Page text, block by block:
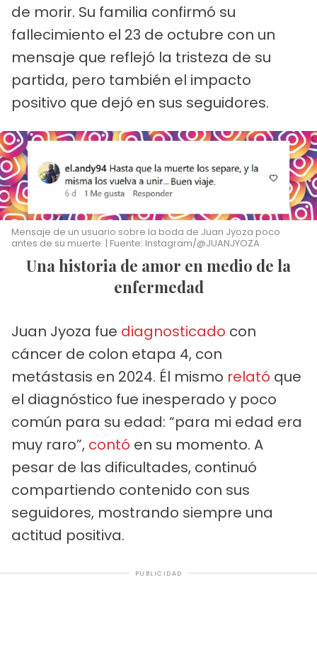
de morir. Su familia confirmó su
fallecimiento el 23 de octubre con un
mensaje que reflejó la tristeza de su
partida, pero también el impacto
positivo que dejó en sus seguidores.
Mensaje de un usuario sobre la boda de Juan Jyoza poco
antes de su muerte. | Fuente: Instagram/@JUANJYOZA
Una historia de amor en medio de la
enfermedad
Juan Jyoza fue diagnosticado con
cáncer de colon etapa 4, con
metástasis en 2024. Él mismo relató que
el diagnóstico fue inesperado y poco
común para su edad: “para mi edad era
muy raro”, contó en su momento. A
pesar de las dificultades, continuó
compartiendo contenido con sus
seguidores, mostrando siempre una
actitud positiva.
PUBLICIDAD